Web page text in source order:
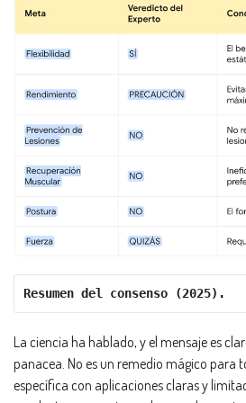
Resumen del consenso (2025).
La ciencia ha hablado, y el mensaje es
panacea. No es un remedio mágico para
específica con aplicaciones claras y